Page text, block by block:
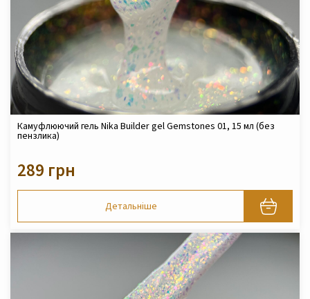
Камуфлюючий гель Nika Builder gel Gemstones 01, 15 мл (без
пензлика)
289 грн
Детальніше